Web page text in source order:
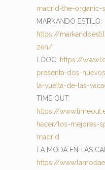
madrid-the-organic-
MARKANDO ESTILO:
https://
zen/
LOOC: https://
presenta-dos-
la-vuelta-de-las-
TIME OUT:
https://
hacer/los-mejores-
madrid
LA MODA EN LAS
https://